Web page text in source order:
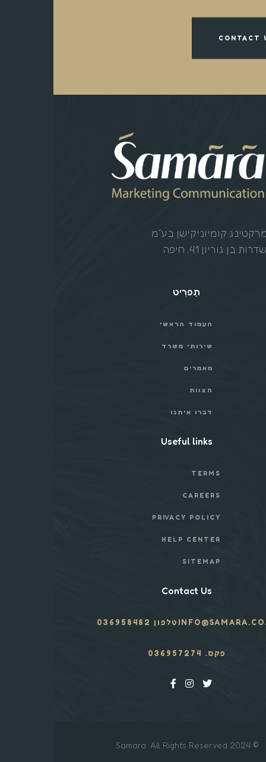
CONTACT
קומיוניקישן בע”מ
בן גוריון 41, חיפה
תַפרִיט
העמוד הראשי
שירותי משרד
מאמרים
הצוות
דברו איתנו
Useful links
TERMS
CAREERS
PRIVACY POLICY
HELP CENTER
SITEMAP
Contact Us
טלפון 036958482
פקס. 036957274
© 2024 Samara. All Rights Reserved.